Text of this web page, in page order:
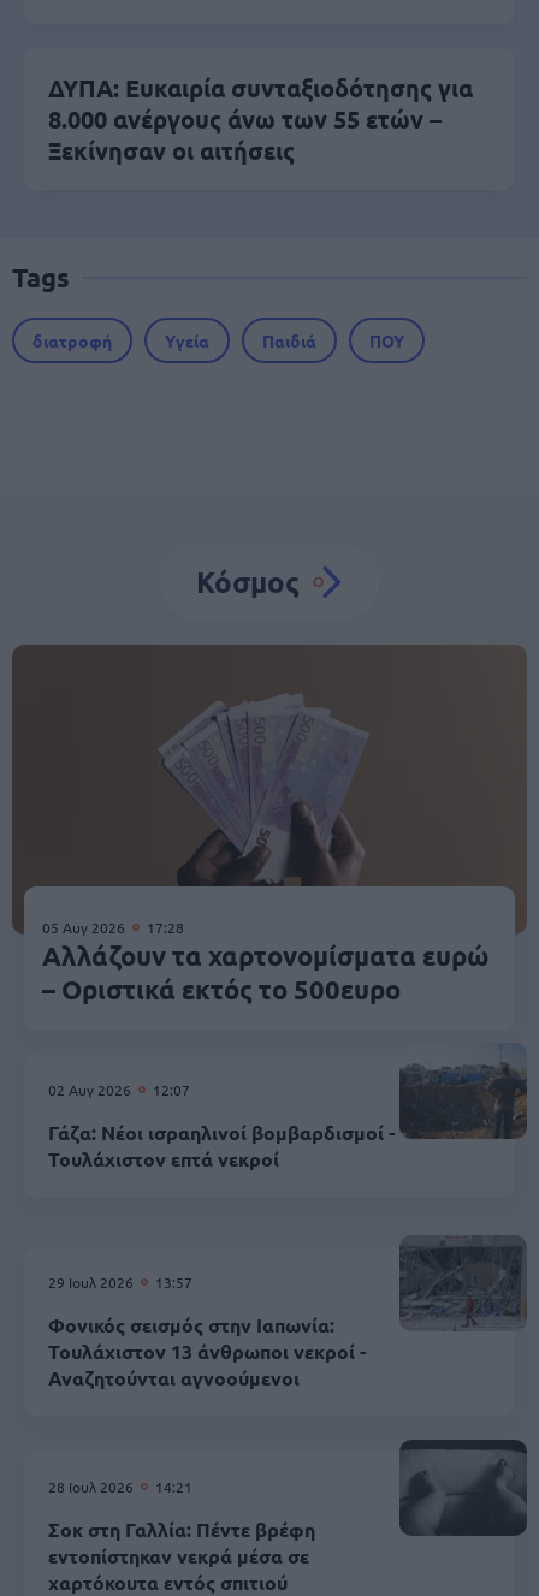
ΔΥΠΑ: Ευκαιρία συνταξιοδότησης για
8.000 ανέργους άνω των 55 ετών –
Ξεκίνησαν οι αιτήσεις
Tags
διατροφή Υγεία Παιδιά ΠΟΥ
Κόσμος
05 Αυγ 2026 17:28
Αλλάζουν τα χαρτονομίσματα ευρώ
– Οριστικά εκτός το 500ευρο
02 Αυγ 2026 12:07
Γάζα: Νέοι ισραηλινοί βομβαρδισμοί -
Τουλάχιστον επτά νεκροί
29 Ιουλ 2026 13:57
Φονικός σεισμός στην Ιαπωνία:
Τουλάχιστον 13 άνθρωποι νεκροί -
Αναζητούνται αγνοούμενοι
28 Ιουλ 2026 14:21
Σοκ στη Γαλλία: Πέντε βρέφη
εντοπίστηκαν νεκρά μέσα σε
χαρτόκουτα εντός σπιτιού